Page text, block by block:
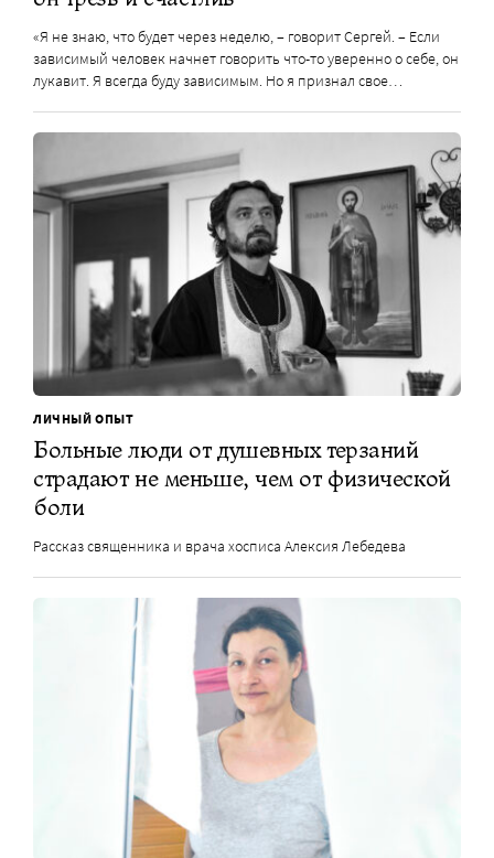
«Я не знаю, что будет через неделю, – говорит Сергей. – Если
зависимый человек начнет говорить что-то уверенно о себе, он
лукавит. Я всегда буду зависимым. Но я признал свое…
ЛИЧНЫЙ ОПЫТ
Больные люди от душевных терзаний
страдают не меньше, чем от физической
боли
Рассказ священника и врача хосписа Алексия Лебедева